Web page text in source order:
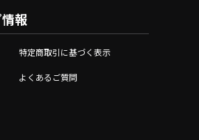
報
特定商取引に基づく表示
よくあるご質問